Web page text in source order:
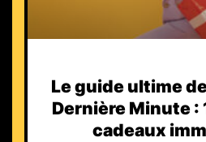
Le guide ultime
Dernière Minute :
cadeaux